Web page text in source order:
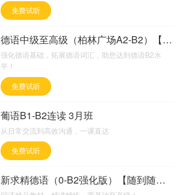
免费试听
德语中级至高级（柏林广场A2-B2）【随到随学班】
强化德语基础，拓展德语词汇，助您达到德语B2水
平！
免费试听
葡语B1-B2连读 3月班
从日常交流到高效沟通，一课直达
免费试听
新求精德语（0-B2强化版）【随到随学班】